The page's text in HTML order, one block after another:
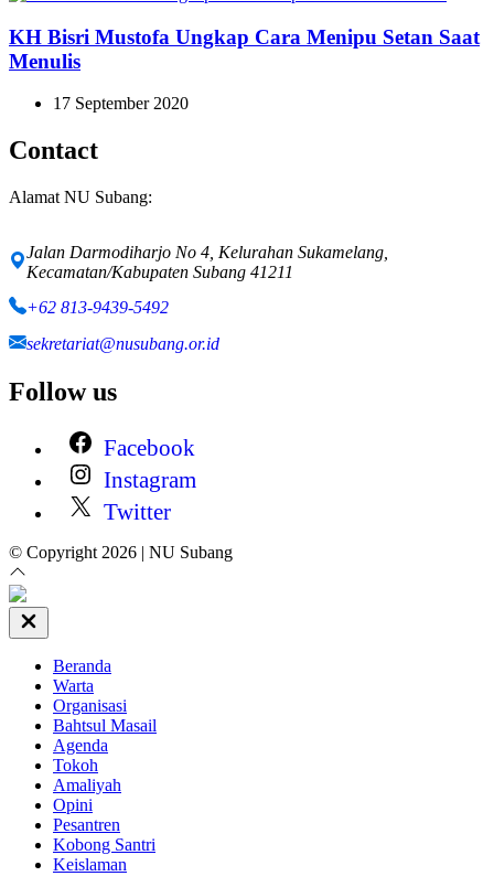
KH Bisri Mustofa Ungkap Cara Menipu Setan Saat
Menulis
17 September 2020
Contact
Alamat NU Subang:
Jalan Darmodiharjo No 4, Kelurahan Sukamelang,
Kecamatan/Kabupaten Subang 41211
+62 813-9439-5492
sekretariat@nusubang.or.id
Follow us
Facebook
Instagram
Twitter
© Copyright 2026 | NU Subang
Close
Off
Beranda
Warta
Organisasi
Bahtsul Masail
Agenda
Tokoh
Amaliyah
Opini
Pesantren
Kobong Santri
Keislaman